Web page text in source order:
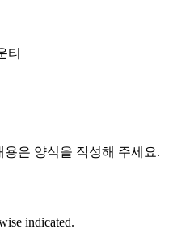
티
은 양식을 작성해 주세요.
indicated.